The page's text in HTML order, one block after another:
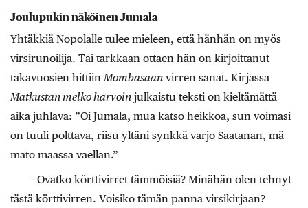
Joulupukin näköinen Jumala
Yhtäkkiä Nopolalle tulee mieleen, että hänhän on myös
virsirunoilija. Tai tarkkaan ottaen hän on kirjoittanut
takavuosien hittiin Mombasaan virren sanat. Kirjassa
Matkustan melko harvoin julkaistu teksti on kieltämättä
aika juhlava: ”Oi Jumala, mua katso heikkoa, sun voimasi
on tuuli polttava, riisu yltäni synkkä varjo Saatanan, mä
mato maassa vaellan.”
– Ovatko körttivirret tämmöisiä? Minähän olen tehnyt
tästä körttivirren. Voisiko tämän panna virsikirjaan?